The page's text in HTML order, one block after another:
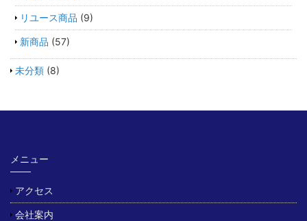
リユース商品 (9)
新商品 (57)
未分類 (8)
メニュー
アクセス
会社案内